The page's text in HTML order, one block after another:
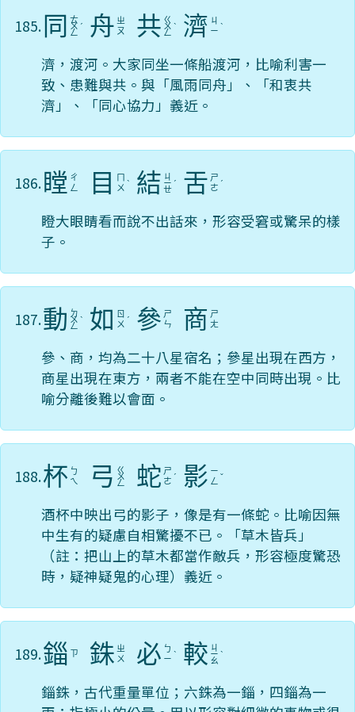
185. 同 ㄊ
ㄨ
ㄥ
ˊ 舟 ㄓ
ㄡ
共 ㄍ
ㄨ
ㄥ
ˋ 濟 ㄐ
ㄧ ˋ
濟，渡河。大家同坐一條船渡河，比喻利害一
致、患難與共。與「風雨同舟」、「和衷共
濟」、「同心協力」義近。
186. 瞠 ㄔ
ㄥ
目
ㄨ ˋ 結 ㄐ
ㄧ
ㄝ
ˊ 舌 ㄕ
ㄜ ˊ
瞪大眼睛看而說不出話來，形容受窘或驚呆的樣
子。
187.動 ㄉ
ㄨ
ㄥ
ˋ 如
ㄖ
ㄨ ˊ 參 ㄕ
ㄣ
商 ㄕ
ㄤ
參、商，均為二十八星宿名；參星出現在西方，
商星出現在東方，兩者不能在空中同時出現。比
喻分離後難以會面。
188.杯 ㄅ
ㄟ
弓 ㄍ
ㄨ
ㄥ 蛇 ㄕ
ㄜ ˊ 影 ㄧ
ㄥ ˇ
酒杯中映出弓的影子，像是有一條蛇。比喻因無
中生有的疑慮自相驚擾不已。「草木皆兵」
（註：把山上的草木都當作敵兵，形容極度驚恐
時，疑神疑鬼的心理）義近。
189.錙 ㄗ 銖 ㄓ
ㄨ
必 ㄅ
ㄧ ˋ 較 ㄐ
ㄧ
ㄠ
ˋ
錙銖，古代重量單位；六銖為一錙，四錙為一